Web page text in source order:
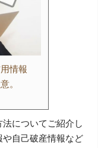
情報
。
についてご紹介し
自己破産情報など